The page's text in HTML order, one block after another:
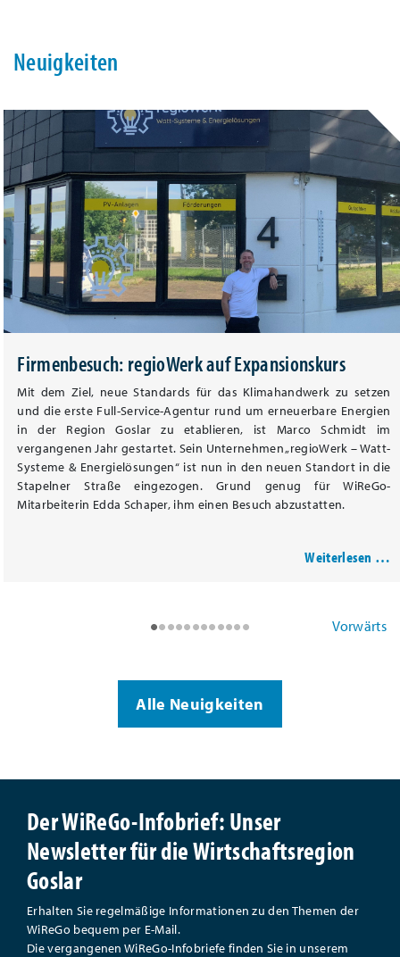
Neuigkeiten
Firmenbesuch: regioWerk auf Expansionskurs
Mit dem Ziel, neue Standards für das Klimahandwerk zu setzen
und die erste Full-Service-Agentur rund um erneuerbare Energien
in der Region Goslar zu etablieren, ist Marco Schmidt im
vergangenen Jahr gestartet. Sein Unternehmen „regioWerk – Watt-
Systeme & Energielösungen“ ist nun in den neuen Standort in die
Stapelner Straße eingezogen. Grund genug für WiReGo-
Mitarbeiterin Edda Schaper, ihm einen Besuch abzustatten.
Weiterlesen …
•••••••••••• Vorwärts
Alle Neuigkeiten
Der WiReGo-Infobrief: Unser
Newsletter für die Wirtschaftsregion
Goslar
Erhalten Sie regelmäßige Informationen zu den Themen der
WiReGo bequem per E-Mail.
Die vergangenen WiReGo-Infobriefe finden Sie in unserem